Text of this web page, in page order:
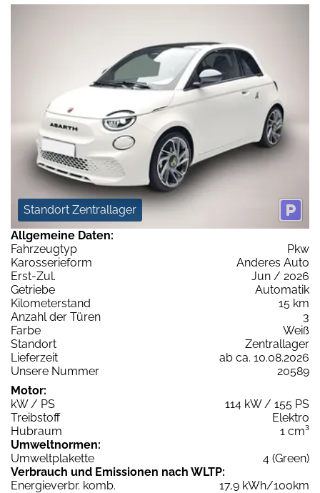
Standort Zentrallager
Allgemeine Daten:
Fahrzeugtyp
Pkw
Karosserieform
Anderes Auto
Erst-Zul.
Jun / 2026
Getriebe
Automatik
Kilometerstand
15 km
Anzahl der Türen
3
Farbe
Weiß
Standort
Zentrallager
Lieferzeit
ab ca. 10.08.2026
Unsere Nummer
20589
Motor:
kW / PS
114 kW / 155 PS
Treibstoff
Elektro
Hubraum
1 cm³
Umweltnormen:
Umweltplakette
4 (Green)
Verbrauch und Emissionen nach WLTP:
Energieverbr. komb.
17,9 kWh/100km